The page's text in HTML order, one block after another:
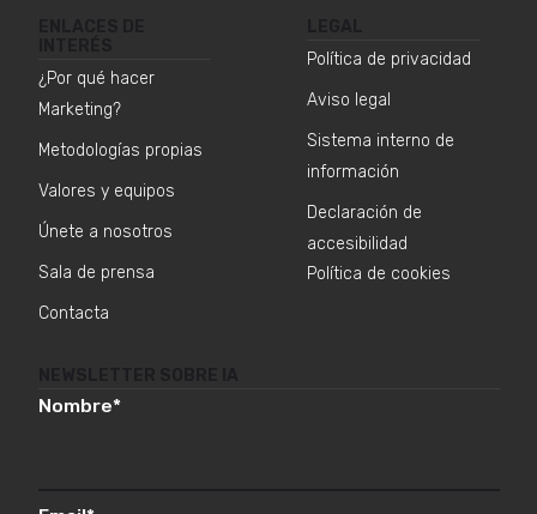
¿Por qué hacer
Marketing?
Metodologías propias
Valores y equipos
Únete a nosotros
Sala de prensa
Contacta
Política de privacidad
Aviso legal
Sistema interno de
información
Declaración de
accesibilidad
Política de cookies
Nombre*